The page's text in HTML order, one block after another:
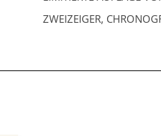
ZWEIZEIGER,